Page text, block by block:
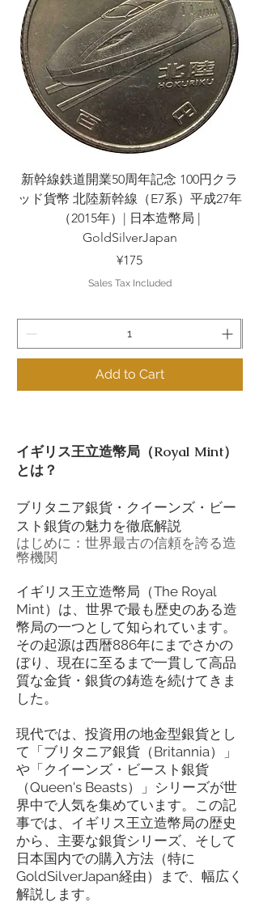
新幹線鉄道開業50周年記念 100円クラ
ッド貨幣 北陸新幹線（E7系）平成27年
（2015年）| 日本造幣局 |
GoldSilverJapan
Price
¥175
Sales Tax Included
Add to Cart
イギリス王立造幣局（Royal Mint）
とは？
ブリタニア銀貨・クイーンズ・ビー
スト銀貨の魅力を徹底解説
はじめに：世界最古の信頼を誇る造
幣機関
イギリス王立造幣局（The Royal
Mint）は、世界で最も歴史のある造
幣局の一つとして知られています。
その起源は西暦886年にまでさかの
ぼり、現在に至るまで一貫して高品
質な金貨・銀貨の鋳造を続けてきま
した。
現代では、投資用の地金型銀貨とし
て「ブリタニア銀貨（Britannia）」
や「クイーンズ・ビースト銀貨
（Queen's Beasts）」シリーズが世
界中で人気を集めています。この記
事では、イギリス王立造幣局の歴史
から、主要な銀貨シリーズ、そして
日本国内での購入方法（特に
GoldSilverJapan経由）まで、幅広く
解説します。